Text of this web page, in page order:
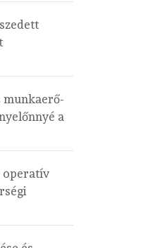
munkaerő-
a
operatív